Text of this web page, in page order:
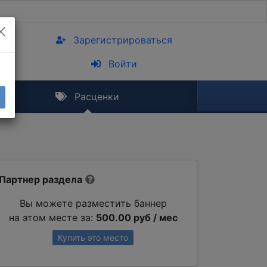
Зарегистрироваться
Войти
Расценки
Партнер раздела
Вы можете разместить баннер
на этом месте за: 500.00 руб / мес
Купить это место